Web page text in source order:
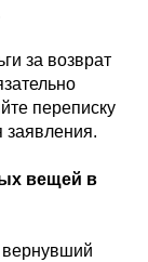
за возврат
переписку
заявления.
вещей в
вернувший